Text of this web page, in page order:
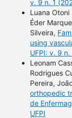
v. 9 n. 1
Luana
Éder
Silveira,
using
UFPI: v. 9
Leonam
Rodrigues
Pereira,
orthopedic
de
UFPI